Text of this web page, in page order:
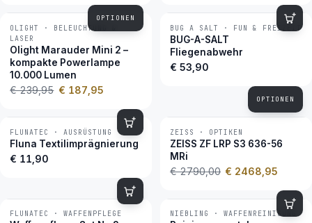
OPTIONEN
−22 %
OLIGHT · BELEUCHTUNG &
LASER
Olight Marauder Mini 2 –
kompakte Powerlampe
10.000 Lumen
€ 239,95 € 187,95
BESTSELLER
BUG A SALT · FUN & FREIZEIT
BUG-A-SALT
Fliegenabwehr
€ 53,90
OPTIONEN
BESTSELLER
FLUNATEC · AUSRÜSTUNG
Fluna Textilimprägnierung
€ 11,90
−12 %
ZEISS · OPTIKEN
ZEISS ZF LRP S3 636-56
MRi
€ 2790,00 € 2468,95
BESTSELLER
FLUNATEC · WAFFENPFLEGE BESTSELLER
NIEBLING · WAFFENREINIGUNG